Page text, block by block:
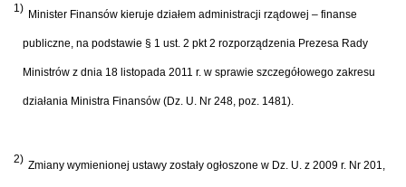
1) Minister Finansów kieruje działem administracji rządowej – finanse
publiczne, na podstawie § 1 ust. 2 pkt 2 rozporządzenia Prezesa Rady
Ministrów z dnia 18 listopada 2011 r. w sprawie szczegółowego zakresu
działania Ministra Finansów (Dz. U. Nr 248, poz. 1481).
2) Zmiany wymienionej ustawy zostały ogłoszone w Dz. U. z 2009 r. Nr 201,